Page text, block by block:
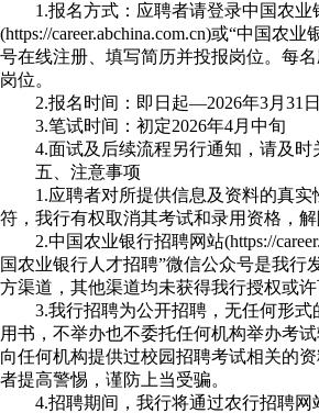
1.报名方式：应聘者请登录中国农业
(https://career.abchina.com.cn)或“中国农
号在线注册、填写简历并投报岗位。每
岗位。
2.报名时间：即日起—2026年3月31
3.笔试时间：初定2026年4月中旬
4.面试及后续流程另行通知，请及时
五、注意事项
1.应聘者对所提供信息及资料的真实
符，我行有权取消其考试和录用资格，解
2.中国农业银行招聘网站(https://
国农业银行人才招聘”微信公众号是我行
方渠道，其他渠道均未获得我行授权或许
3.我行招聘为公开招聘，无任何形式
用书，不举办也不委托任何机构举办考
向任何机构提供过校园招聘考试相关的
者提高警惕，谨防上当受骗。
4.招聘期间，我行将通过农行招聘网